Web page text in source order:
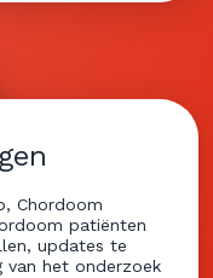
Chordoom
patiënten
updates te
van het onderzoek